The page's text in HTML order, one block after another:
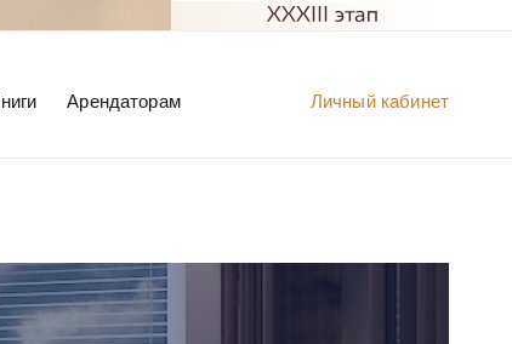
Личный кабинет
Арендаторам